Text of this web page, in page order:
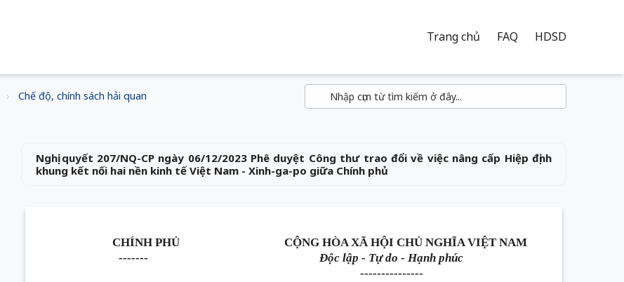
Trang chủ FAQ HDSD
Chế độ, chính sách hải quan
Nghị quyết 207/NQ-CP ngày 06/12/2023 Phê duyệt Công thư trao đổi về việc nâng cấp Hiệp định
khung kết nối hai nền kinh tế Việt Nam - Xinh-ga-po giữa Chính phủ
CHÍNH PHỦ
-------
CỘNG HÒA XÃ HỘI CHỦ NGHĨA VIỆT NAM
Độc lập - Tự do - Hạnh phúc
---------------